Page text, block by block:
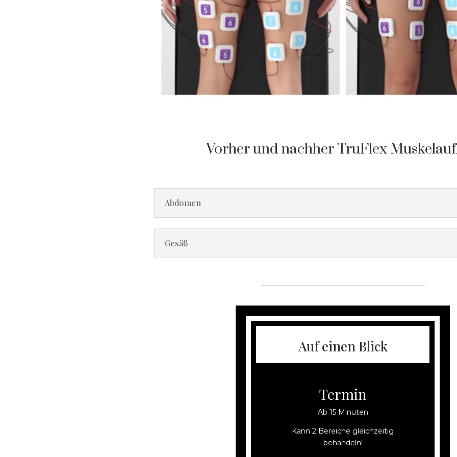
Vorher und nachher TruFlex
Abdomen
Gesäß
Auf einen Blick
Termin
Ab 15 Minuten
Kann 2 Bereiche gleichzeitig
behandeln!